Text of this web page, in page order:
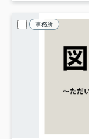
事務所